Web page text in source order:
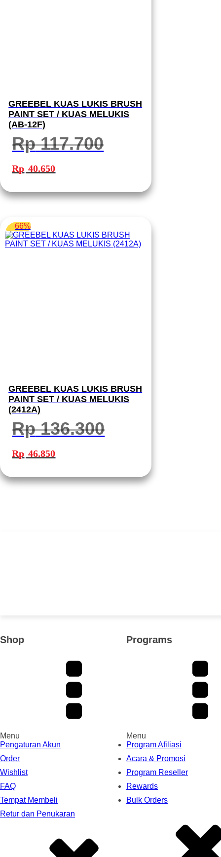
GREEBEL KUAS LUKIS BRUSH
PAINT SET / KUAS MELUKIS
(AB-12F)
Rp117.700
Harga
aslinya
adalah:
Rp 40.650ini
66%
GREEBEL KUAS LUKIS BRUSH
PAINT SET / KUAS MELUKIS
(2412A)
Rp136.300
Harga
aslinya
adalah:
Rp 46.850ini
Shop
Menu
Pengaturan Akun
Order
Wishlist
FAQ
Tempat Membeli
Retur dan Penukaran
Programs
Menu
Program Afiliasi
Acara & Promosi
Program Reseller
Rewards
Bulk Orders